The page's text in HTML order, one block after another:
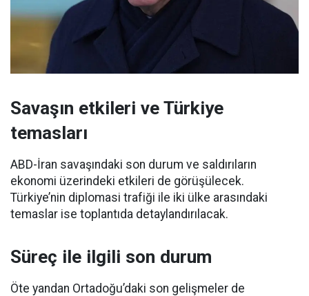
Savaşın etkileri ve Türkiye
temasları
ABD-İran savaşındaki son durum ve saldırıların
ekonomi üzerindeki etkileri de görüşülecek.
Türkiye’nin diplomasi trafiği ile iki ülke arasındaki
temaslar ise toplantıda detaylandırılacak.
Süreç ile ilgili son durum
Öte yandan Ortadoğu’daki son gelişmeler de